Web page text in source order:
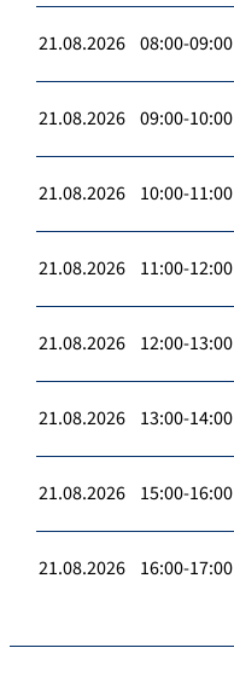
21.08.2026 08:00-09:00
21.08.2026 09:00-10:00
21.08.2026 10:00-11:00
21.08.2026 11:00-12:00
21.08.2026 12:00-13:00
21.08.2026 13:00-14:00
21.08.2026 15:00-16:00
21.08.2026 16:00-17:00